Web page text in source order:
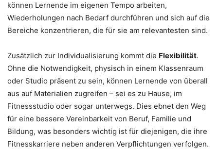
können Lernende im eigenen Tempo arbeiten,
Wiederholungen nach Bedarf durchführen und sich auf die
Bereiche konzentrieren, die für sie am relevantesten sind.
Zusätzlich zur Individualisierung kommt die Flexibilität.
Ohne die Notwendigkeit, physisch in einem Klassenraum
oder Studio präsent zu sein, können Lernende von überall
aus auf Materialien zugreifen – sei es zu Hause, im
Fitnessstudio oder sogar unterwegs. Dies ebnet den Weg
für eine bessere Vereinbarkeit von Beruf, Familie und
Bildung, was besonders wichtig ist für diejenigen, die ihre
Fitnesskarriere neben anderen Verpflichtungen verfolgen.